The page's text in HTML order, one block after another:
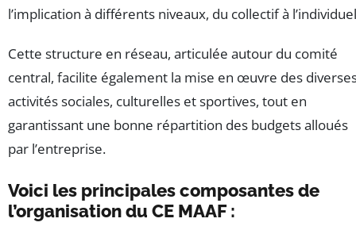
l’implication à différents niveaux, du collectif à
Cette structure en réseau, articulée autour du comité
central, facilite également la mise en œuvre des
activités sociales, culturelles et sportives, tout en
garantissant une bonne répartition des budgets alloués
par l’entreprise.
Voici les principales composantes de
l’organisation du CE MAAF :